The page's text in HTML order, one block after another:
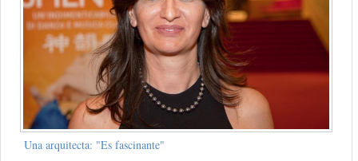
Una arquitecta: "Es fascinante"